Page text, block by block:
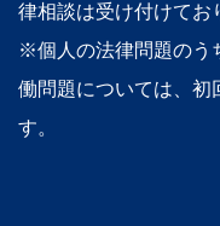
律相談は受け付けてお
※個人の法律問題のう
働問題については、初
す。